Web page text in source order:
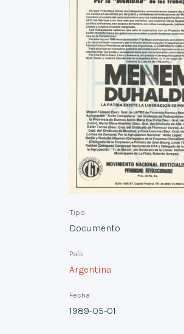
Tipo
Documento
País
Argentina
Fecha
1989-05-01